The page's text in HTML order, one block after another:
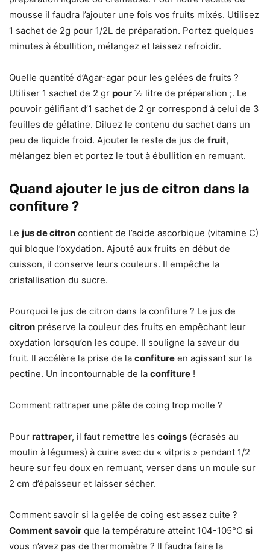
mousse il faudra l’ajouter une fois vos fruits mixés. Utilisez
1 sachet de 2g pour 1/2L de préparation. Portez quelques
minutes à ébullition, mélangez et laissez refroidir.
Quelle quantité d’Agar-agar pour les gelées de fruits ?
Utiliser 1 sachet de 2 gr pour ½ litre de préparation ;. Le
pouvoir gélifiant d’1 sachet de 2 gr correspond à celui de 3
feuilles de gélatine. Diluez le contenu du sachet dans un
peu de liquide froid. Ajouter le reste de jus de fruit,
mélangez bien et portez le tout à ébullition en remuant.
Quand ajouter le jus de citron dans la
confiture ?
Le jus de citron contient de l’acide ascorbique (vitamine C)
qui bloque l’oxydation. Ajouté aux fruits en début de
cuisson, il conserve leurs couleurs. Il empêche la
cristallisation du sucre.
Pourquoi le jus de citron dans la confiture ? Le jus de
citron préserve la couleur des fruits en empêchant leur
oxydation lorsqu’on les coupe. Il souligne la saveur du
fruit. Il accélère la prise de la confiture en agissant sur la
pectine. Un incontournable de la confiture !
Comment rattraper une pâte de coing trop molle ?
Pour rattraper, il faut remettre les coings (écrasés au
moulin à légumes) à cuire avec du « vitpris » pendant 1/2
heure sur feu doux en remuant, verser dans un moule sur
2 cm d’épaisseur et laisser sécher.
Comment savoir si la gelée de coing est assez cuite ?
Comment savoir que la température atteint 104-105°C si
vous n’avez pas de thermomètre ? Il faudra faire la